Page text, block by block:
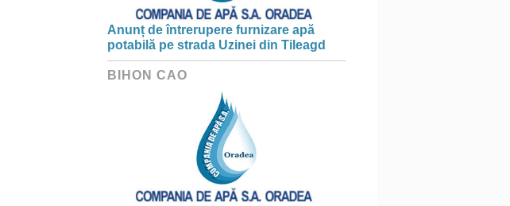
Anunț de întrerupere furnizare apă
potabilă pe strada Uzinei din Tileagd
BIHON CAO